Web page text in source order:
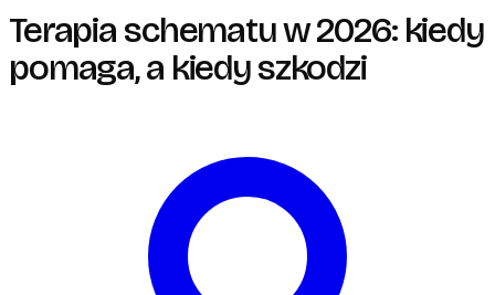
Terapia schematu w 2026: kiedy
pomaga, a kiedy szkodzi